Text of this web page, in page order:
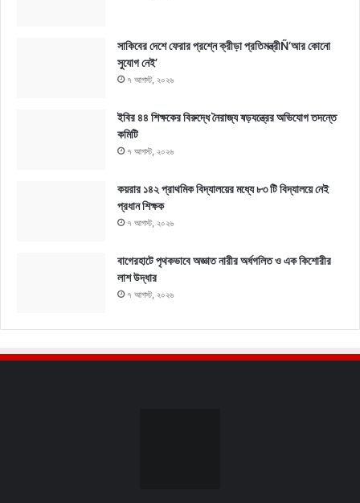
সাকিবের দেশে ফেরার প্রশ্নে ক্রীড়া প্রতিমন্ত্রীÑ‘আর কোনো
সুযোগ নেই’
৭ আগস্ট, ২০২৬
ইবির ৪৪ শিক্ষকের বিরুদ্ধে নৈরাজ্য ষড়যন্ত্রের অভিযোগ তদন্তে
কমিটি
৭ আগস্ট, ২০২৬
কয়রার ১৪২ প্রাথমিক বিদ্যালয়ের মধ্যে ৮৩ টি বিদ্যালয়ে নেই
প্রধান শিক্ষক
৭ আগস্ট, ২০২৬
বাগেরহাটে পৃথকভাবে অজ্ঞাত নারীর অর্ধগলিত ও এক কিশোরীর
লাশ উদ্ধার
৭ আগস্ট, ২০২৬